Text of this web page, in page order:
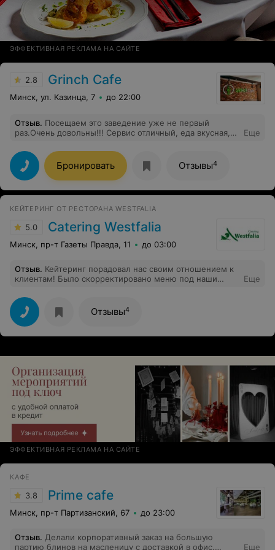
ЭФФЕКТИВНАЯ РЕКЛАМА НА САЙТЕ
2.8 Grinch Cafe
Минск, ул. Казинца, 7 до 22:00
Отзыв. Посещаем это заведение уже не первый
раз.Очень довольны!!! Сервис отличный, еда вкусная,
Рекомендуем! Будем приходить сюда снова и снова)
Директору Игорю просто респект)
Еще
Бронировать Отзывы4
КЕЙТЕРИНГ ОТ РЕСТОРАНА WESTFALIA
5.0 Catering Westfalia
Минск, пр-т Газеты Правда, 11 до 03:00
Отзыв. Кейтеринг порадовал нас своим отношением к
клиентам! Было скорректировано меню под наши
особенно шашлычки – мягчайшее сочное мясо,
пропитанное дымом огня – просто волшебно.
Обслуживание официантов на высшем уровне, очень
внимательны к гостям!
Еще
Отзывы4
ЭФФЕКТИВНАЯ РЕКЛАМА НА САЙТЕ
КАФЕ
3.8 Prime cafe
Минск, пр-т Партизанский, 67 до 23:00
Отзыв. Делали корпоративный заказ на большую
партию блинов на масленицу с доставкой в офис.
Еще